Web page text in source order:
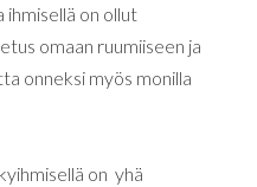
ihmisellä on ollut
omaan ruumiiseen ja
onneksi myös monilla
on yhä